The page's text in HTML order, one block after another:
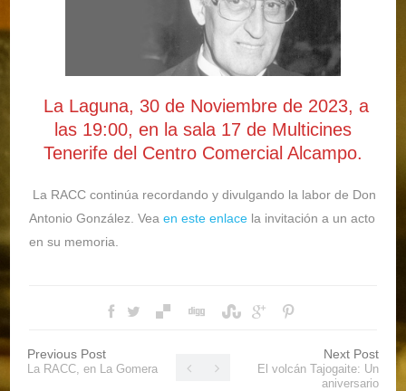
La Laguna, 30 de Noviembre de 2023, a
las 19:00, en la sala 17 de Multicines
Tenerife del Centro Comercial Alcampo.
La RACC continúa recordando y divulgando la labor de Don
Antonio González. Vea en este enlacela invitación a un acto
en su memoria.
Previous Post
La RACC, en La Gomera
Next Post
El volcán Tajogaite: Un
aniversario